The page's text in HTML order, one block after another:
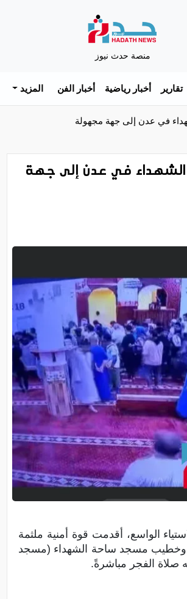
منصة حدث نيوز
تقارير أخبار رياضية أخبار الفن المزيد
في عدن إلى جهة مجهولة
الشهداء في عدن إلى جهة
الواسع، أقدمت قوة أمنية ملثمة
وخطيب مسجد ساحة الشهداء (مسجد
صلاة الفجر مباشرةً.